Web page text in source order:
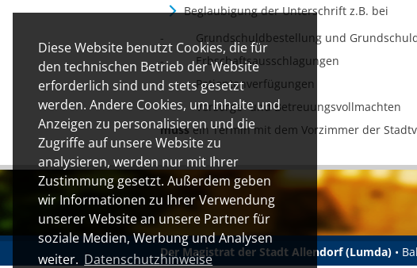
Diese Website benutzt Cookies, die für
den technischen Betrieb der Website
erforderlich sind und stets gesetzt
werden. Andere Cookies, um Inhalte und
Anzeigen zu personalisieren und die
Zugriffe auf unsere Website zu
analysieren, werden nur mit Ihrer
Zustimmung gesetzt. Außerdem geben
wir Informationen zu Ihrer Verwendung
unserer Website an unsere Partner für
soziale Medien, Werbung und Analysen
weiter. Datenschutzhinweise
Beglaubigung der Unterschrift z.B. bei
- Grundschuldbestellung und
- Erbschaftsausschlagungen
- Patientenverfügungen
- Vorsorge- und Betreuungsvollmachten
muss ein Termin mit dem Vorzimmer der
Der Magistrat der Stadt Allendorf (Lumda) •